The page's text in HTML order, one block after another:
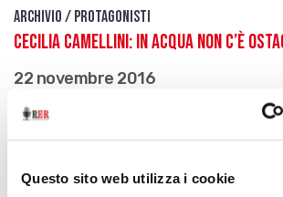
Questo sito web utilizza i cookie
Archivio / Protagonisti
Cecilia Camellini: in acqua non c’è
22 novembre 2016
La nuotatrice paralimpica di
da Rio con una nuova medaglia nel
Ascolta downloadPodcast